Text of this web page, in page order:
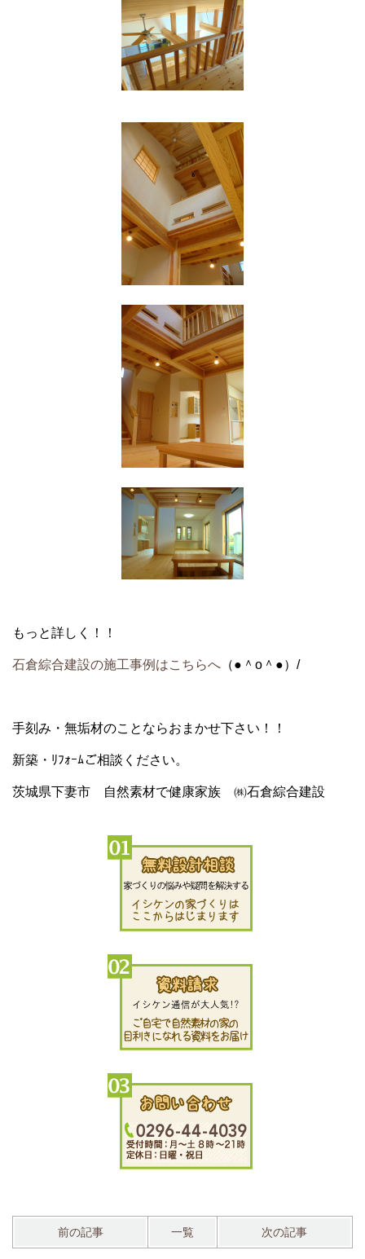
もっと詳しく！！
石倉綜合建設の施工事例はこちらへ （●＾o＾●）/
手刻み・無垢材のことならおまかせ下さい！！
新築・ﾘﾌｫｰﾑご相談ください。
茨城県下妻市 自然素材で健康家族 ㈱石倉綜合建設
前の記事 一覧 次の記事